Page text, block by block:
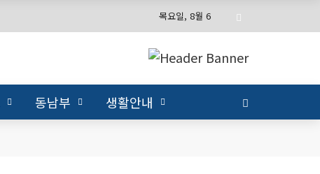
목요일, 8월 6
동남부 생활안내